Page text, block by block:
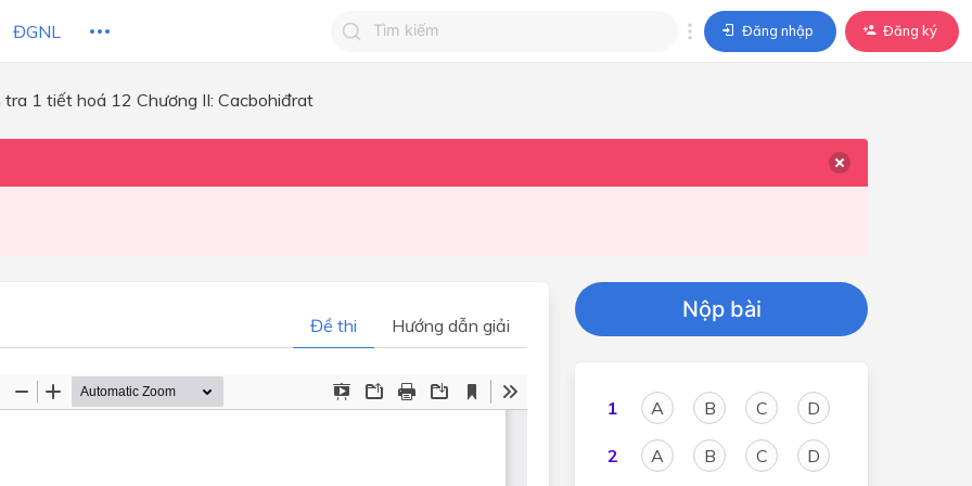
ĐGNL
Tìm kiếm câu trả lời cho câu hỏi của
Đăng nhập Đăng ký
1 tiết hoá 12 Chương II: Cacbohiđrat
Đề thi Hướng dẫn giải
Nộp bài
1 A B C D
2 A B C D